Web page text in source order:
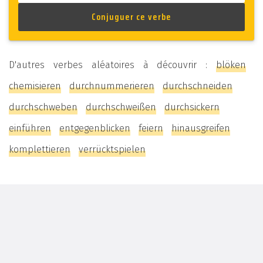
D'autres verbes aléatoires à découvrir : blöken
chemisieren
durchnummerieren
durchschneiden
durchschweben
durchschweißen
durchsickern
einführen
entgegenblicken feiern
hinausgreifen
komplettieren
verrücktspielen